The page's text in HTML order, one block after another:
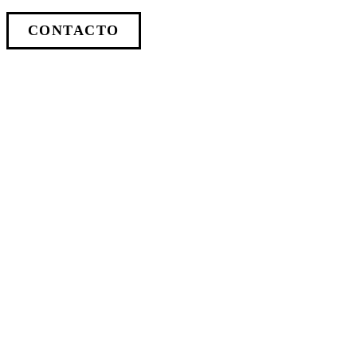
CONTACTO